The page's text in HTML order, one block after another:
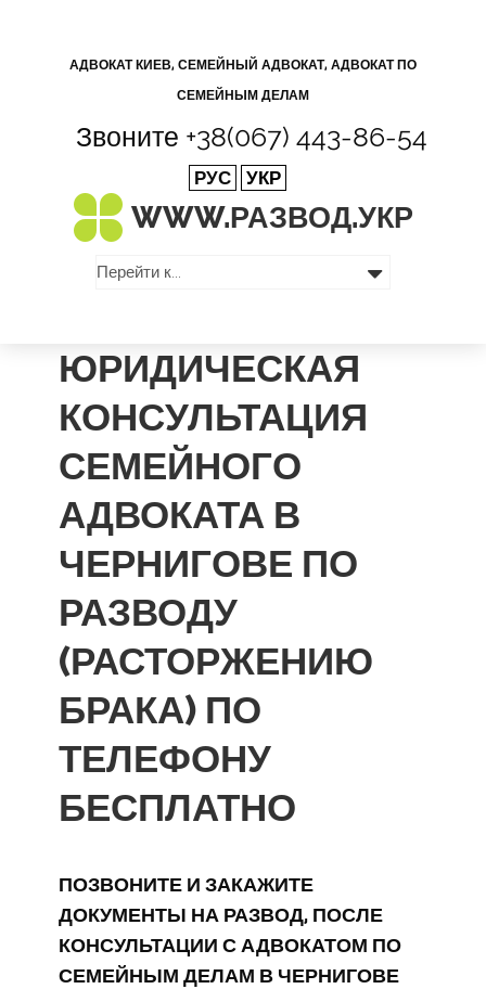
АДВОКАТ КИЕВ, СЕМЕЙНЫЙ АДВОКАТ, АДВОКАТ ПО
СЕМЕЙНЫМ ДЕЛАМ
Звоните +38(067) 443-86-54
РУС УКР
WWW.РАЗВОД.УКР
ЮРИДИЧЕСКАЯ
КОНСУЛЬТАЦИЯ
СЕМЕЙНОГО
АДВОКАТА В
ЧЕРНИГОВЕ ПО
РАЗВОДУ
(РАСТОРЖЕНИЮ
БРАКА) ПО
ТЕЛЕФОНУ
БЕСПЛАТНО
ПОЗВОНИТЕ И ЗАКАЖИТЕ
ДОКУМЕНТЫ НА РАЗВОД, ПОСЛЕ
КОНСУЛЬТАЦИИ С АДВОКАТОМ ПО
СЕМЕЙНЫМ ДЕЛАМ В ЧЕРНИГОВЕ